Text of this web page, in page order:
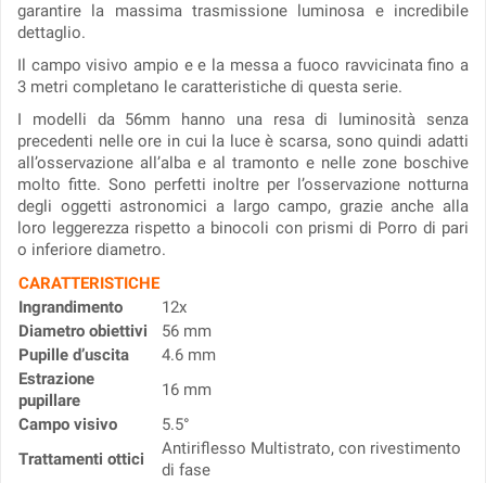
garantire la massima trasmissione luminosa e incredibile
dettaglio.
Il campo visivo ampio e e la messa a fuoco ravvicinata fino a
3 metri completano le caratteristiche di questa serie.
I modelli da 56mm hanno una resa di luminosità senza
precedenti nelle ore in cui la luce è scarsa, sono quindi adatti
all’osservazione all’alba e al tramonto e nelle zone boschive
molto fitte. Sono perfetti inoltre per l’osservazione notturna
degli oggetti astronomici a largo campo, grazie anche alla
loro leggerezza rispetto a binocoli con prismi di Porro di pari
o inferiore diametro.
CARATTERISTICHE
Ingrandimento
12x
Diametro obiettivi
56 mm
Pupille d’uscita
4.6 mm
Estrazione
pupillare
16 mm
Campo visivo
5.5°
Trattamenti ottici
Antiriflesso Multistrato, con rivestimento
di fase